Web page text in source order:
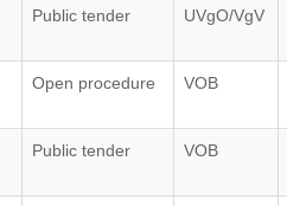
Public tender UVgO/VgV
Open procedure VOB
Public tender VOB